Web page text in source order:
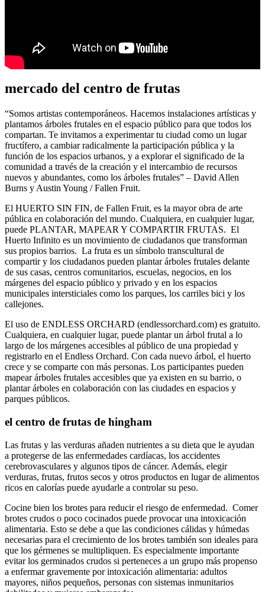
mercado del centro de frutas
“Somos artistas contemporáneos. Hacemos instalaciones artísticas y
plantamos árboles frutales en el espacio público para que todos los
compartan. Te invitamos a experimentar tu ciudad como un lugar
fructífero, a cambiar radicalmente la participación pública y la
función de los espacios urbanos, y a explorar el significado de la
comunidad a través de la creación y el intercambio de recursos
nuevos y abundantes, como los árboles frutales” – David Allen
Burns y Austin Young / Fallen Fruit.
El HUERTO SIN FIN, de Fallen Fruit, es la mayor obra de arte
pública en colaboración del mundo. Cualquiera, en cualquier lugar,
puede PLANTAR, MAPEAR Y COMPARTIR FRUTAS. El
Huerto Infinito es un movimiento de ciudadanos que transforman
sus propios barrios. La fruta es un símbolo transcultural de
compartir y los ciudadanos pueden plantar árboles frutales delante
de sus casas, centros comunitarios, escuelas, negocios, en los
márgenes del espacio público y privado y en los espacios
municipales intersticiales como los parques, los carriles bici y los
callejones.
El uso de ENDLESS ORCHARD (endlessorchard.com) es gratuito.
Cualquiera, en cualquier lugar, puede plantar un árbol frutal a lo
largo de los márgenes accesibles al público de una propiedad y
registrarlo en el Endless Orchard. Con cada nuevo árbol, el huerto
crece y se comparte con más personas. Los participantes pueden
mapear árboles frutales accesibles que ya existen en su barrio, o
plantar árboles en colaboración con las ciudades en espacios y
parques públicos.
el centro de frutas de hingham
Las frutas y las verduras añaden nutrientes a su dieta que le ayudan
a protegerse de las enfermedades cardíacas, los accidentes
cerebrovasculares y algunos tipos de cáncer. Además, elegir
verduras, frutas, frutos secos y otros productos en lugar de alimentos
ricos en calorías puede ayudarle a controlar su peso.
Cocine bien los brotes para reducir el riesgo de enfermedad. Comer
brotes crudos o poco cocinados puede provocar una intoxicación
alimentaria. Esto se debe a que las condiciones cálidas y húmedas
necesarias para el crecimiento de los brotes también son ideales para
que los gérmenes se multipliquen. Es especialmente importante
evitar los germinados crudos si perteneces a un grupo más propenso
a enfermar gravemente por intoxicación alimentaria: adultos
mayores, niños pequeños, personas con sistemas inmunitarios